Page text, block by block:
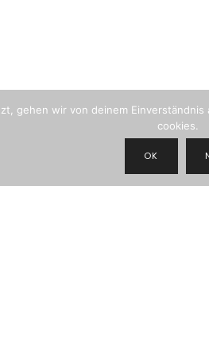
gehen wir von deinem
cookies.
OK